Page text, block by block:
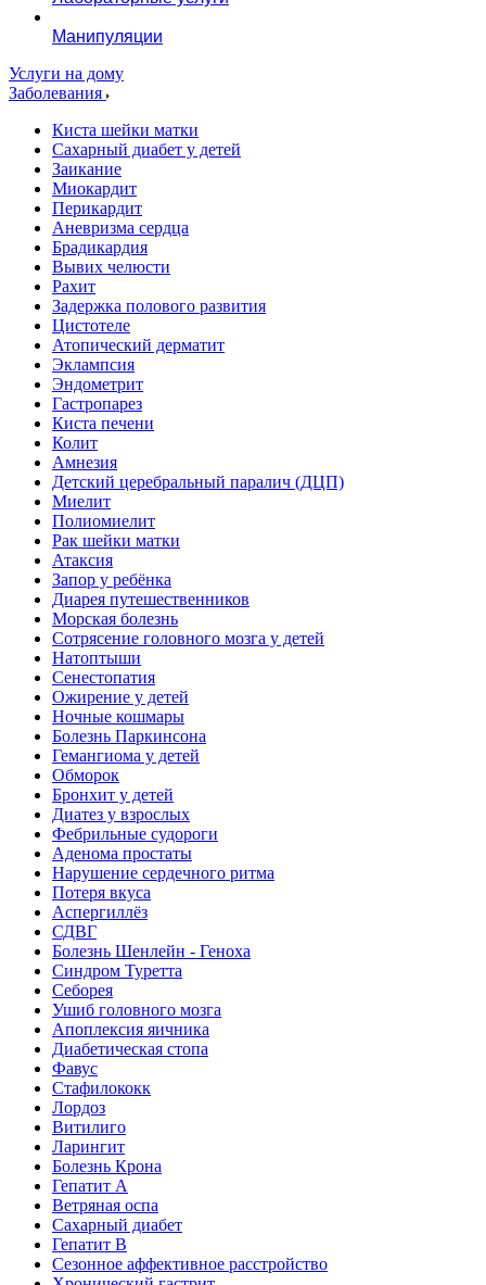
Манипуляции
Услуги на дому
Заболевания
Киста шейки матки
Сахарный диабет у детей
Заикание
Миокардит
Перикардит
Аневризма сердца
Брадикардия
Вывих челюсти
Рахит
Задержка полового развития
Цистотеле
Атопический дерматит
Эклампсия
Эндометрит
Гастропарез
Киста печени
Колит
Амнезия
Детский церебральный паралич (ДЦП)
Миелит
Полиомиелит
Рак шейки матки
Атаксия
Запор у ребёнка
Диарея путешественников
Морская болезнь
Сотрясение головного мозга у детей
Натоптыши
Сенестопатия
Ожирение у детей
Ночные кошмары
Болезнь Паркинсона
Гемангиома у детей
Обморок
Бронхит у детей
Диатез у взрослых
Фебрильные судороги
Аденома простаты
Нарушение сердечного ритма
Потеря вкуса
Аспергиллёз
СДВГ
Болезнь Шенлейн - Геноха
Синдром Туретта
Себорея
Ушиб головного мозга
Апоплексия яичника
Диабетическая стопа
Фавус
Стафилококк
Лордоз
Витилиго
Ларингит
Болезнь Крона
Гепатит A
Ветряная оспа
Сахарный диабет
Гепатит B
Сезонное аффективное расстройство